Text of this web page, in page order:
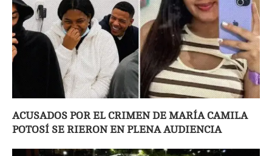
ACUSADOS POR EL CRIMEN DE MARÍA CAMILA
POTOSÍ SE RIERON EN PLENA AUDIENCIA